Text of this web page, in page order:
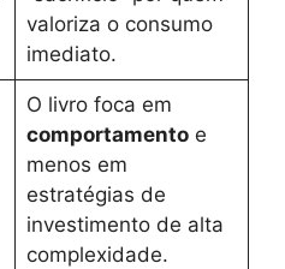
valoriza o consumo
imediato.
O livro foca em
comportamentoe
menos em
estratégias de
investimento de alta
complexidade.